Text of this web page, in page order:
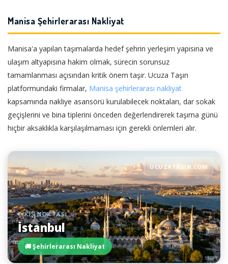
Manisa Şehirlerarası Nakliyat
Manisa'a yapılan taşımalarda hedef şehrin yerleşim yapısına ve
ulaşım altyapısına hakim olmak, sürecin sorunsuz
tamamlanması açısından kritik önem taşır. Ucuza Taşın
platformundaki firmalar, Manisa şehirlerarası nakliyat
kapsamında nakliye asansörü kurulabilecek noktaları, dar sokak
geçişlerini ve bina tiplerini önceden değerlendirerek taşıma günü
hiçbir aksaklıkla karşılaşılmaması için gerekli önlemleri alır.
UCUZATASIN.COM
ÇIKIŞ NOKTASI
İstanbul
🚚 Şehirlerarası Nakliyat